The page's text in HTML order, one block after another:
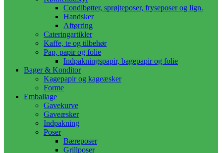
Condibøtter, sprøjteposer, fryseposer og lign.
Handsker
Aftørring
Cateringartikler
Kaffe, te og tilbehør
Pap, papir og folie
Indpakningspapir, bagepapir og folie
Bager & Konditor
Kagepapir og kageæsker
Forme
Emballage
Gavekurve
Gaveæsker
Indpakning
Poser
Bæreposer
Grillposer